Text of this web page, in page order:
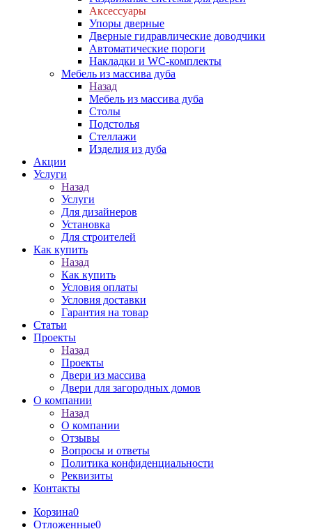
Аксессуары
Упоры дверные
Дверные гидравлические доводчики
Автоматические пороги
Накладки и WC-комплекты
Мебель из массива дуба
Назад
Мебель из массива дуба
Столы
Подстолья
Стеллажи
Изделия из дуба
Акции
Услуги
Назад
Услуги
Для дизайнеров
Установка
Для строителей
Как купить
Назад
Как купить
Условия оплаты
Условия доставки
Гарантия на товар
Статьи
Проекты
Назад
Проекты
Двери из массива
Двери для загородных домов
О компании
Назад
О компании
Отзывы
Вопросы и ответы
Политика конфиденциальности
Реквизиты
Контакты
Корзина0
Отложенные0